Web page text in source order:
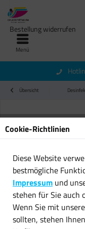
Menü
Bestellung widerrufen
Übersicht
Cookie-Richtlinien
Diese Website
bestmögliche
Impressum und
stehen für Sie auch
Wenn Sie mit
sollten, stehen